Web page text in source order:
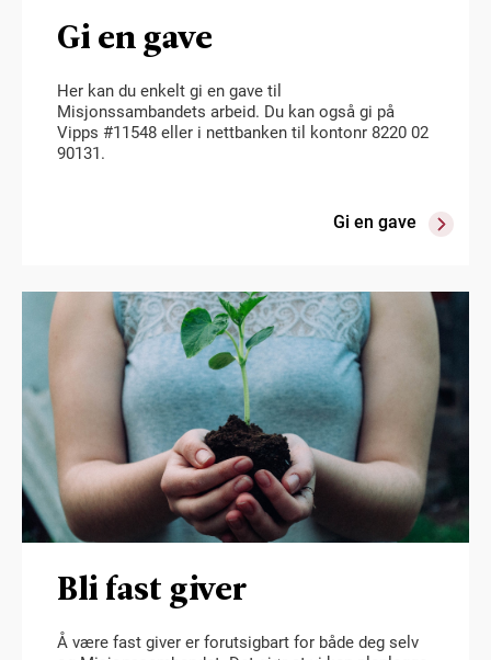
Gi en gave
Her kan du enkelt gi en gave til
Misjonssambandets arbeid. Du kan også gi på
Vipps #11548 eller i nettbanken til kontonr 8220 02
90131.
Gi en gave
Bli fast giver
Å være fast giver er forutsigbart for både deg selv